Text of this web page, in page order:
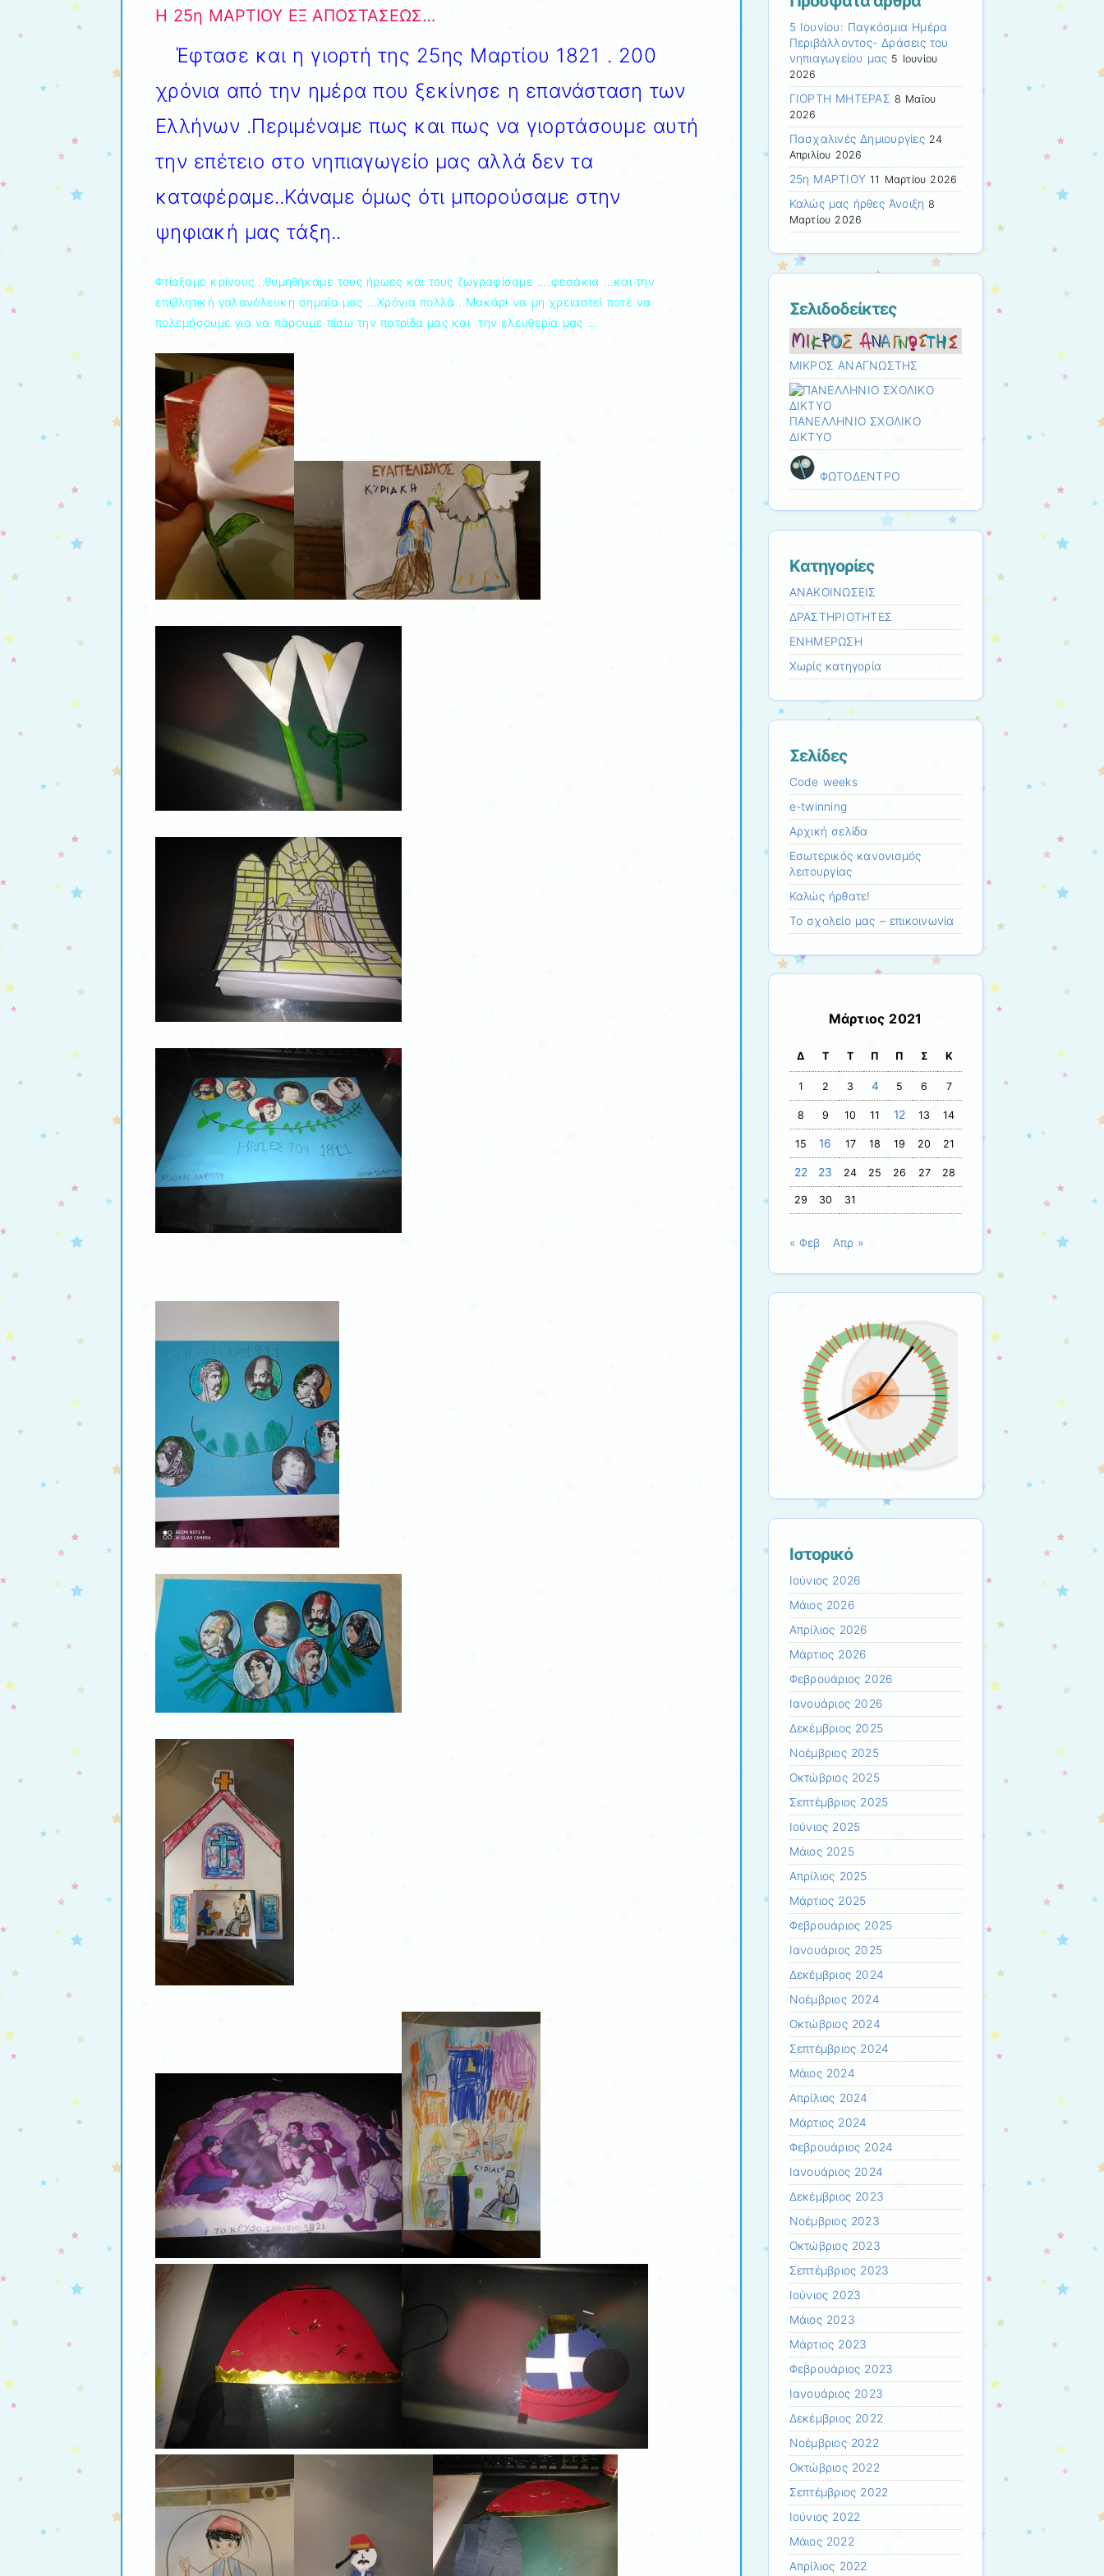
H 25η ΜΑΡΤΙΟΥ ΕΞ ΑΠΟΣΤΑΣΕΩΣ…
Έφτασε και η γιορτή της 25ης Μαρτίου 1821 . 200
χρόνια από την ημέρα που ξεκίνησε η επανάσταση των
Ελλήνων .Περιμέναμε πως και πως να γιορτάσουμε αυτή
την επέτειο στο νηπιαγωγείο μας αλλά δεν τα
καταφέραμε..Κάναμε όμως ότι μπορούσαμε στην
ψηφιακή μας τάξη..
Φτίαξαμε κρίνους ..θυμηθήκαμε τους ήρωες και τους ζωγραφίσαμε ….φεσάκια …και την
επιβλητική γαλανόλευκη σημαία μας …Χρόνια πολλά ..Μακάρι να μη χρειαστεί ποτέ να
πολεμήσουμε για να πάρουμε πίσω την πατρίδα μας και την ελευθερία μας …
5 Ιουνίου: Παγκόσμια Ημέρα
Περιβάλλοντος- Δράσεις του
νηπιαγωγείου μας 5 Ιουνίου
2026
ΓΙΟΡΤΗ ΜΗΤΕΡΑΣ 8 Μαΐου
2026
Πασχαλινές Δημιουργίες 24
Απριλίου 2026
25η ΜΑΡΤΙΟΥ 11 Μαρτίου 2026
Καλώς μας ήρθες Άνοιξη 8
Μαρτίου 2026
Σελιδοδείκτες
ΜΙΚΡΟΣ ΑΝΑΓΝΩΣΤΗΣ
ΠΑΝΕΛΛΗΝΙΟ ΣΧΟΛΙΚΟ
ΔΙΚΤΥΟ
ΦΩΤΟΔΕΝΤΡΟ
Kατηγορίες
ΑΝΑΚΟΙΝΩΣΕΙΣ
ΔΡΑΣΤΗΡΙΟΤΗΤΕΣ
ΕΝΗΜΕΡΩΣΗ
Χωρίς κατηγορία
Σελίδες
Code weeks
e-twinning
Αρχική σελίδα
Εσωτερικός κανονισμός
λειτουργίας
Καλώς ήρθατε!
Το σχολείο μας – επικοινωνία
Μάρτιος 2021
Δ Τ Τ Π Π Σ Κ
1 2 3 4 5 6 7
8 9 10 11 12 13 14
15 16 17 18 19 20 21
22 23 24 25 26 27 28
29 30 31
« Φεβ Απρ »
Ιστορικό
Ιούνιος 2026
Μάιος 2026
Απρίλιος 2026
Μάρτιος 2026
Φεβρουάριος 2026
Ιανουάριος 2026
Δεκέμβριος 2025
Νοέμβριος 2025
Οκτώβριος 2025
Σεπτέμβριος 2025
Ιούνιος 2025
Μάιος 2025
Απρίλιος 2025
Μάρτιος 2025
Φεβρουάριος 2025
Ιανουάριος 2025
Δεκέμβριος 2024
Νοέμβριος 2024
Οκτώβριος 2024
Σεπτέμβριος 2024
Μάιος 2024
Απρίλιος 2024
Μάρτιος 2024
Φεβρουάριος 2024
Ιανουάριος 2024
Δεκέμβριος 2023
Νοέμβριος 2023
Οκτώβριος 2023
Σεπτέμβριος 2023
Ιούνιος 2023
Μάιος 2023
Μάρτιος 2023
Φεβρουάριος 2023
Ιανουάριος 2023
Δεκέμβριος 2022
Νοέμβριος 2022
Οκτώβριος 2022
Σεπτέμβριος 2022
Ιούνιος 2022
Μάιος 2022
Απρίλιος 2022